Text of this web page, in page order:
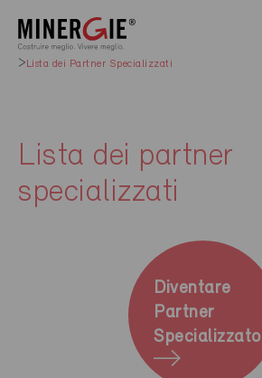
Lista dei Partner Specializzati
Lista dei partner
specializzati
Diventare
Partner
Specializzato